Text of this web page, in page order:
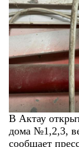
В Актау
дома №1,2,3,
сообщает